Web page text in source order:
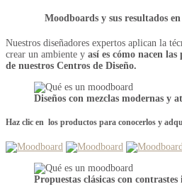
Moodboards y sus resultados
Nuestros diseñadores expertos aplican la
crear un ambiente y así es cómo nacen
de nuestros Centros de Diseño.
Diseños con mezclas modernas y
Haz clic en los productos para conocerlos y
Propuestas clásicas con